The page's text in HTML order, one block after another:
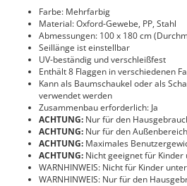
Farbe: Mehrfarbig
Material: Oxford-Gewebe, PP, Stahl
Abmessungen: 100 x 180 cm
Seillänge ist einstellbar
UV-beständig und verschleißfest
Enthält 8 Flaggen in verschiedenen
Kann als Baumschaukel oder als
verwendet werden
Zusammenbau erforderlich: Ja
ACHTUNG: Nur für den
ACHTUNG: Nur für den Außenbereich
ACHTUNG: Maximales
ACHTUNG: Nicht geeignet für
WARNHINWEIS: Nicht für Kinder
WARNHINWEIS: Nur für den